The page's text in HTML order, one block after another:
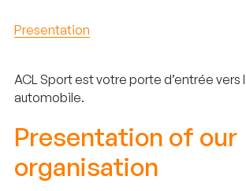
Presentation
ACL Sport est votre porte d’entrée
automobile.
Presentation of our
organisation